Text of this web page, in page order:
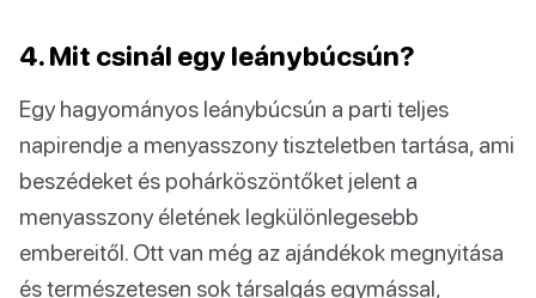
4. Mit csinál egy leánybúcsún?
Egy hagyományos leánybúcsún a parti teljes
napirendje a menyasszony tiszteletben tartása, ami
beszédeket és pohárköszöntőket jelent a
menyasszony életének legkülönlegesebb
embereitől. Ott van még az ajándékok megnyitása
és természetesen sok társalgás egymással,